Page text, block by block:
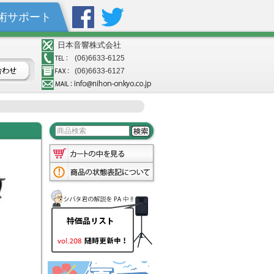
サポート
日本音響株式会社
(06)6633-6125
(06)6633-6127